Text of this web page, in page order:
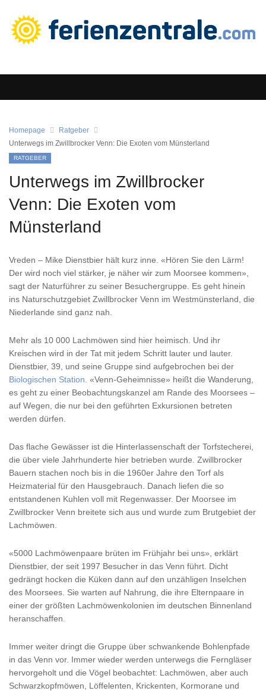
Homepage
Ratgeber
Unterwegs im Zwillbrocker Venn: Die Exoten vom Münsterland
RATGEBER
Unterwegs im Zwillbrocker
Venn: Die Exoten vom
Münsterland
Vreden – Mike Dienstbier hält kurz inne. «Hören Sie den Lärm!
Der wird noch viel stärker, je näher wir zum Moorsee kommen»,
sagt der Naturführer zu seiner Besuchergruppe. Es geht hinein
ins Naturschutzgebiet Zwillbrocker Venn im Westmünsterland, die
Niederlande sind ganz nah.
Mehr als 10 000 Lachmöwen sind hier heimisch. Und ihr
Kreischen wird in der Tat mit jedem Schritt lauter und lauter.
Dienstbier, 39, und seine Gruppe sind aufgebrochen bei der
Biologischen Station . «Venn-Geheimnisse» heißt die Wanderung,
es geht zu einer Beobachtungskanzel am Rande des Moorsees –
auf Wegen, die nur bei den geführten Exkursionen betreten
werden dürfen.
Das flache Gewässer ist die Hinterlassenschaft der Torfstecherei,
die über viele Jahrhunderte hier betrieben wurde. Zwillbrocker
Bauern stachen noch bis in die 1960er Jahre den Torf als
Heizmaterial für den Hausgebrauch. Danach liefen die so
entstandenen Kuhlen voll mit Regenwasser. Der Moorsee im
Zwillbrocker Venn breitete sich aus und wurde zum Brutgebiet der
Lachmöwen.
«5000 Lachmöwenpaare brüten im Frühjahr bei uns», erklärt
Dienstbier, der seit 1997 Besucher in das Venn führt. Dicht
gedrängt hocken die Küken dann auf den unzähligen Inselchen
des Moorsees. Sie warten auf Nahrung, die ihre Elternpaare in
einer der größten Lachmöwenkolonien im deutschen Binnenland
heranschaffen.
Immer weiter dringt die Gruppe über schwankende Bohlenpfade
in das Venn vor. Immer wieder werden unterwegs die Ferngläser
hervorgeholt und die Vögel beobachtet: Lachmöwen, aber auch
Schwarzkopfmöwen, Löffelenten, Krickenten, Kormorane und